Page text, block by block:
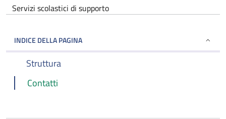
Servizi scolastici di supporto
INDICE DELLA PAGINA
Struttura
Contatti